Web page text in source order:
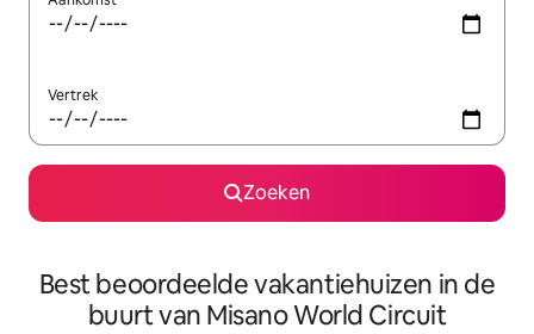
Vertrek
Zoeken
Best beoordeelde vakantiehuizen in de
buurt van Misano World Circuit